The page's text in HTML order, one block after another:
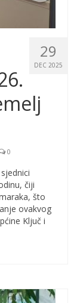
29
DEC 2025
0
čiji
što
ovakvog
Ključ i